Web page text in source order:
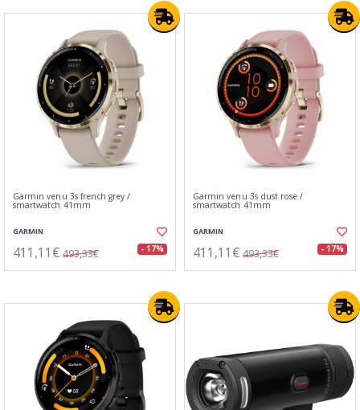
Garmin venu 3s french grey /
smartwatch 41mm
GARMIN
411,11€ 493,33€ - 17%
Garmin venu 3s dust rose /
smartwatch 41mm
GARMIN
411,11€ 493,33€ - 17%